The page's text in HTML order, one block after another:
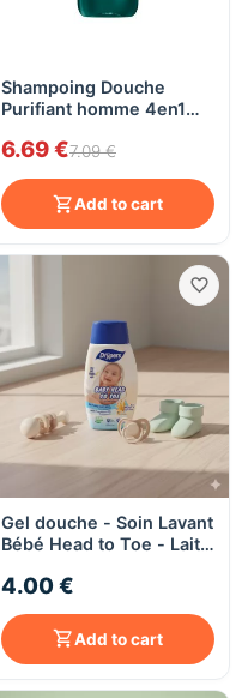
Shampoing Douche
Purifiant homme 4en1
Barbe et Corps à l'huile
250mL
6.69 €7.09 €
Add to cart
Gel douche - Soin Lavant
Bébé Head to Toe - Lait
Corps - 220ML
4.00 €
Add to cart